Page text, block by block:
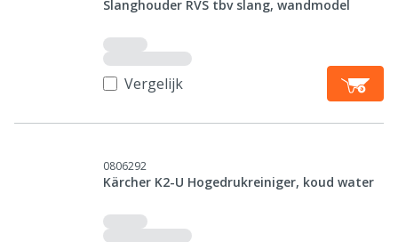
Slanghouder RVS tbv slang, wandmodel
Vergelijk
0806292
Kärcher K2-U Hogedrukreiniger, koud water